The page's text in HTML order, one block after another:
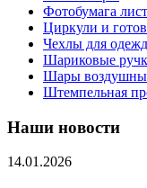
Фотобумага
Циркули и
Чехлы для
Шариковые
Шары
Штемпельная
Наши новости
14.01.2026